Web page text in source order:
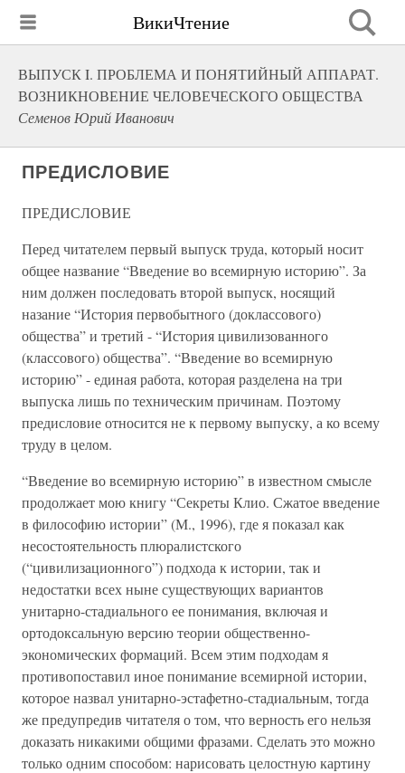
ВикиЧтение
ВЫПУСК I. ПРОБЛЕМА И ПОНЯТИЙНЫЙ АППАРАТ.
ВОЗНИКНОВЕНИЕ ЧЕЛОВЕЧЕСКОГО ОБЩЕСТВА
Семенов Юрий Иванович
ПРЕДИСЛОВИЕ
ПРЕДИСЛОВИЕ
Перед читателем первый выпуск труда, который носит
общее название “Введение во всемирную историю”. За
ним должен последовать второй выпуск, носящий
назание “История первобытного (доклассового)
общества” и третий - “История цивилизованного
(классового) общества”. “Введение во всемирную
историю” - единая работа, которая разделена на три
выпуска лишь по техническим причинам. Поэтому
предисловие относится не к первому выпуску, а ко всему
труду в целом.
“Введение во всемирную историю” в известном смысле
продолжает мою книгу “Секреты Клио. Сжатое введение
в философию истории” (М., 1996), где я показал как
несостоятельность плюралистского
(“цивилизационного”) подхода к истории, так и
недостатки всех ныне существующих вариантов
унитарно-стадиального ее понимания, включая и
ортодоксальную версию теории общественно-
экономических формаций. Всем этим подходам я
противопоставил иное понимание всемирной истории,
которое назвал унитарно-эстафетно-стадиальным, тогда
же предупредив читателя о том, что верность его нельзя
доказать никакими общими фразами. Сделать это можно
только одним способом: нарисовать целостную картину